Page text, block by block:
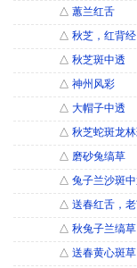
△ 蕙兰红舌
△ 秋芝，红背
△ 秋芝斑中透
△ 神州风彩
△ 大帽子中透
△ 秋芝蛇斑龙
△ 磨砂兔缟草
△ 兔子兰沙斑
△ 送春红舌，
△ 秋兔子兰缟草
△ 送春黄心斑草